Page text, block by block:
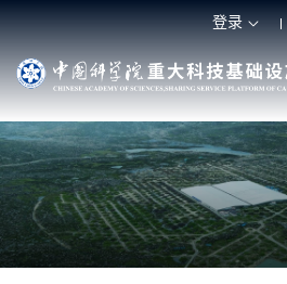
登录